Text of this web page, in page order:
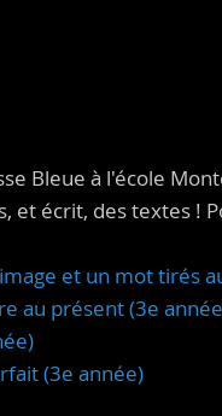
Bleue à l'école
et écrit, des textes !
et un mot tirés
au présent (3e
(3e année)